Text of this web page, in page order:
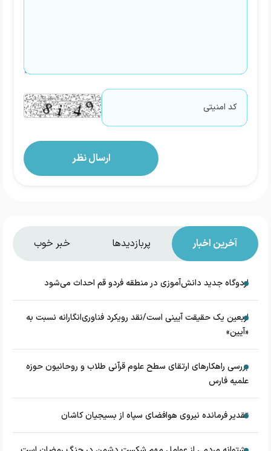
آخرین اخبار پربازدیدها خبر خوب
اردوگاه جدید دانش‌آموزی در منطقه فردو قم احداث می‌شود
اربعین یک حقیقت آیینی است/نقد رویکرد فناوری‌انگارانه نسبت به
«آیین»
بررسی راهکارهای ارتقای سطح علوم قرآنی طلاب و روحانیون حوزه
علمیه فارس
تقدیر فرمانده نیروی هوافضای سپاه از بسیجیان کاشان